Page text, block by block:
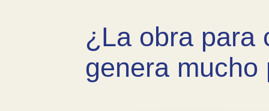
¿La obra para
genera mucho